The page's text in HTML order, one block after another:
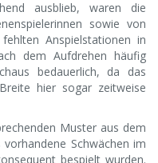
ausblieb, waren die
sowie von
Anspielstationen in
dem Aufdrehen häufig
bedauerlich, da das
hier sogar zeitweise
Muster aus dem
Schwächen im
bespielt wurden.